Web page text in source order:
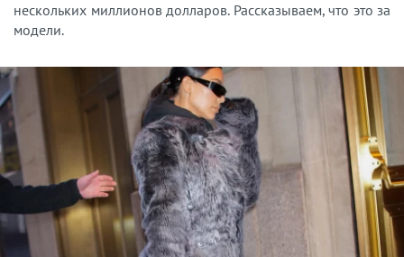
нескольких миллионов долларов. Рассказываем, что это за
модели.